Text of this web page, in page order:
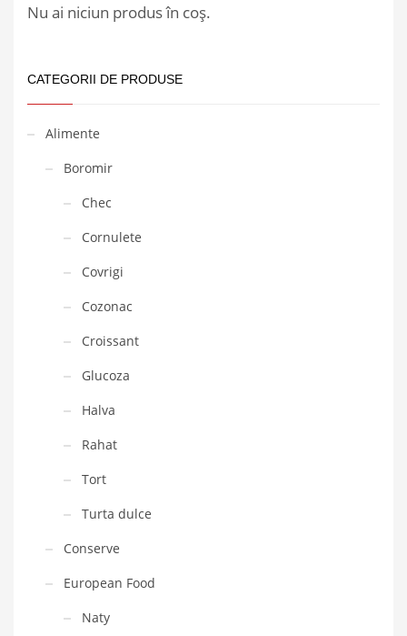
Nu ai niciun produs în coș.
CATEGORII DE PRODUSE
Alimente
Boromir
Chec
Cornulete
Covrigi
Cozonac
Croissant
Glucoza
Halva
Rahat
Tort
Turta dulce
Conserve
European Food
Naty